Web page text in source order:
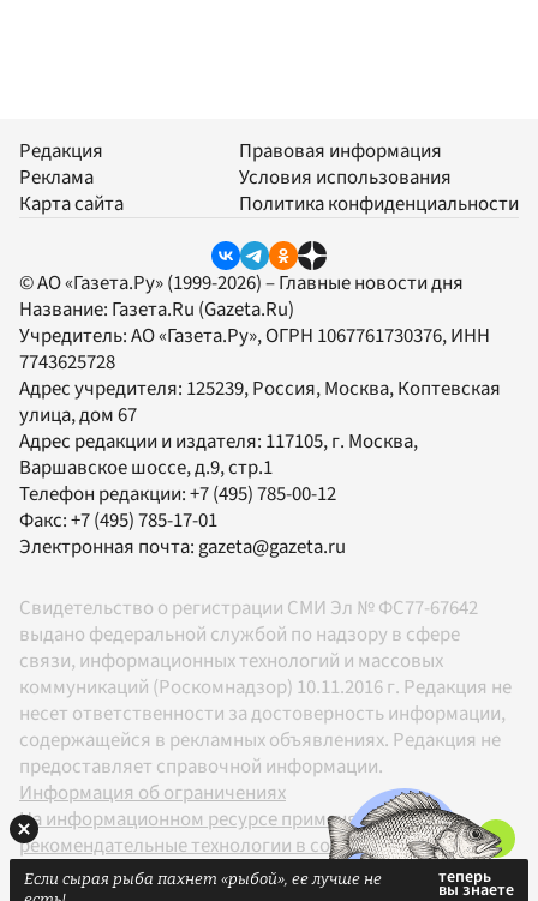
Редакция
Реклама
Карта сайта
Правовая информация
Условия использования
Политика конфиденциальности
© АО «Газета.Ру» (1999-2026) – Главные новости дня
Название: Газета.Ru (Gazeta.Ru)
Учредитель:АО «Газета.Ру», ОГРН 1067761730376, ИНН
7743625728
Адрес учредителя: 125239, Россия, Москва, Коптевская
улица, дом 67
Адрес редакции и издателя: 117105, г. Москва,
Варшавское шоссе, д.9, стр.1
Телефон редакции:+7 (495) 785-00-12
Факс:+7 (495) 785-17-01
Электронная почта:gazeta@gazeta.ru
Свидетельство о регистрации СМИ Эл № ФС77-67642
выдано федеральной службой по надзору в сфере
связи, информационных технологий и массовых
коммуникаций (Роскомнадзор) 10.11.2016 г. Редакция не
несет ответственности за достоверность информации,
содержащейся в рекламных объявлениях. Редакция не
предоставляет справочной информации.
Информация об ограничениях
На информационном ресурсе применяются
рекомендательные технологии в соответствии с
Правилами
Если сырая рыба пахнет «рыбой», ее лучше не